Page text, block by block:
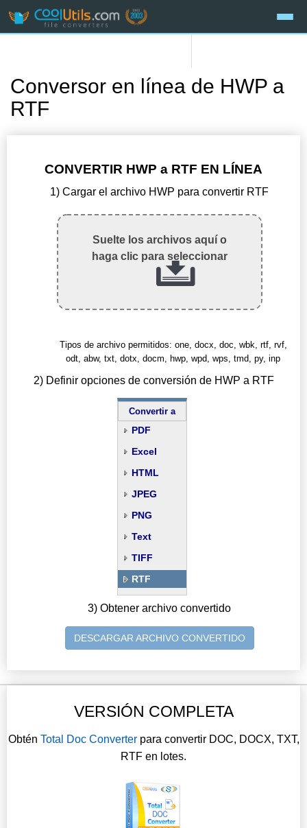
Conversor en línea de HWP a
RTF
CONVERTIR HWP a RTF EN LÍNEA
1) Cargar el archivo HWP para convertir RTF
Suelte los archivos aquí o
haga clic para seleccionar
Tipos de archivo permitidos: one, docx, doc, wbk, rtf, rvf,
odt, abw, txt, dotx, docm, hwp, wpd, wps, tmd, py, inp
2) Definir opciones de conversión de HWP a RTF
Convertir a
PDF
Excel
HTML
JPEG
PNG
Text
TIFF
RTF
3) Obtener archivo convertido
DESCARGAR ARCHIVO CONVERTIDO
VERSIÓN COMPLETA
Obtén Total Doc Converterpara convertir DOC, DOCX, TXT,
RTF en lotes.